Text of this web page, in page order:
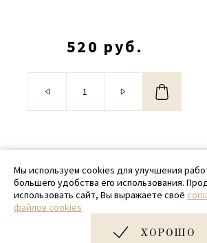
520 руб.
© 2020 - 2026 SamPack
+ 7 (918) 699-97-
zakaz@sampack.store
Мы используем cookies для улучшения
большего удобства его использования.
использовать сайт, Вы выражаете своё
файлов cookies
ХОРОШО